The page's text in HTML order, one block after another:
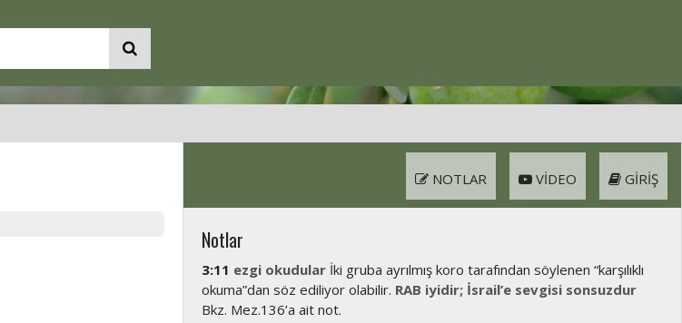
GIRIŞ
VIDEO
NOTLAR
Notlar
3:11 ezgi okudular İki gruba ayrılmış koro tarafından söylenen “karşılıklı
okuma”dan söz ediliyor olabilir. RAB iyidir; İsrail’e sevgisi sonsuzdur
Bkz. Mez.136’a ait not.